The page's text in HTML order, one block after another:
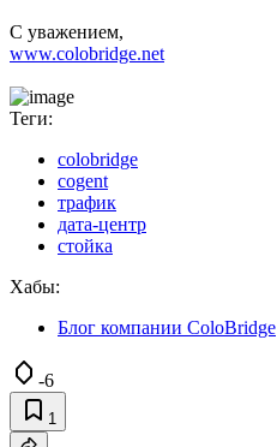
С уважением,
www.colobridge.net
Теги:
colobridge
cogent
трафик
дата-центр
стойка
Хабы:
Блог компании ColoBridge
-6
1